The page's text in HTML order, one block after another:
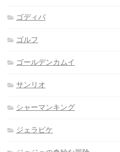
ゴディバ
ゴルフ
ゴールデンカムイ
サンリオ
シャーマンキング
ジェラピケ